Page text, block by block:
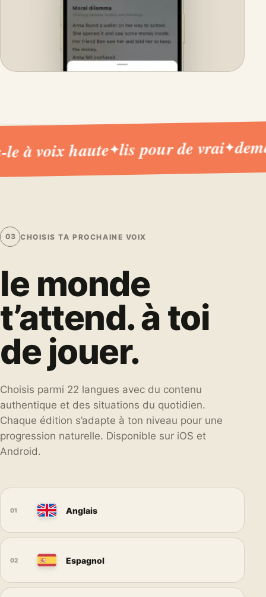
voix haute✦lis pour de vrai✦
03 CHOISIS TA PROCHAINE VOIX
le monde
t’attend. à toi
de jouer.
Choisis parmi 22 langues avec du contenu
authentique et des situations du quotidien.
Chaque édition s’adapte à ton niveau pour une
progression naturelle. Disponible sur iOS et
Android.
01 Anglais
02 Espagnol